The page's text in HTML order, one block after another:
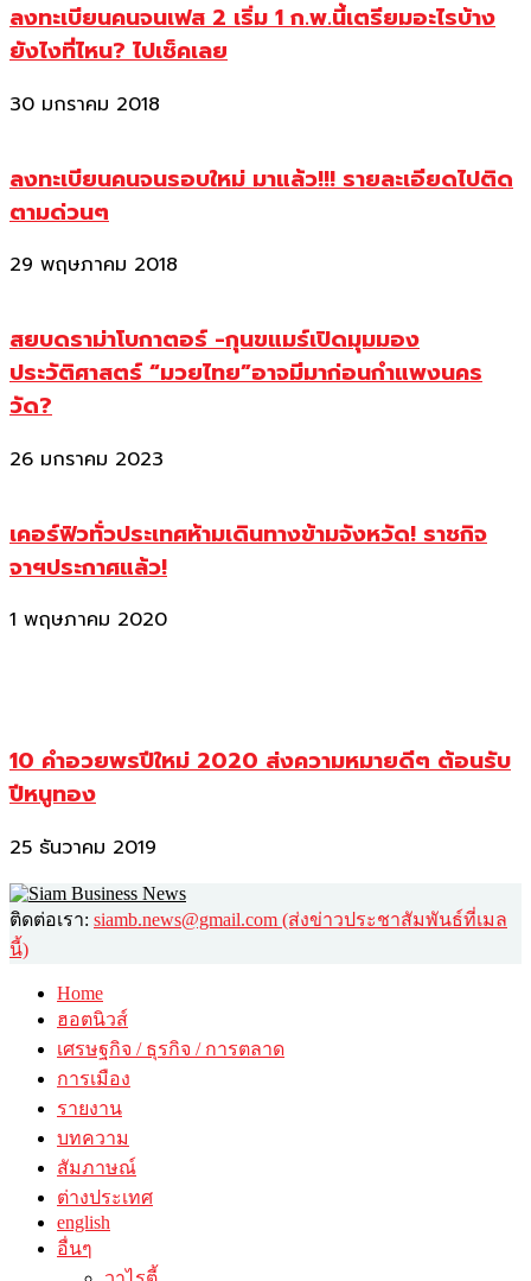
ลงทะเบียนคนจนเฟส 2 เริ่ม 1 ก.พ.นี้เตรียมอะไรบ้าง
ยังไงที่ไหน? ไปเช็คเลย
30 มกราคม 2018
ลงทะเบียนคนจนรอบใหม่ มาแล้ว!!! รายละเอียดไปติด
ตามด่วนๆ
29 พฤษภาคม 2018
สยบดราม่าโบกาตอร์ -กุนขแมร์เปิดมุมมอง
ประวัติศาสตร์ “มวยไทย”อาจมีมาก่อนกำแพงนคร
วัด?
26 มกราคม 2023
เคอร์ฟิวทั่วประเทศห้ามเดินทางข้ามจังหวัด! ราชกิจ
จาฯประกาศแล้ว!
1 พฤษภาคม 2020
10 คำอวยพรปีใหม่ 2020 ส่งความหมายดีๆ ต้อนรับ
ปีหนูทอง
25 ธันวาคม 2019
ติดต่อเรา: siamb.news@gmail.com (ส่งข่าวประชาสัมพันธ์ที่เมล
นี้)
Home
ฮอตนิวส์
เศรษฐกิจ / ธุรกิจ / การตลาด
การเมือง
รายงาน
บทความ
สัมภาษณ์
ต่างประเทศ
english
อื่นๆ